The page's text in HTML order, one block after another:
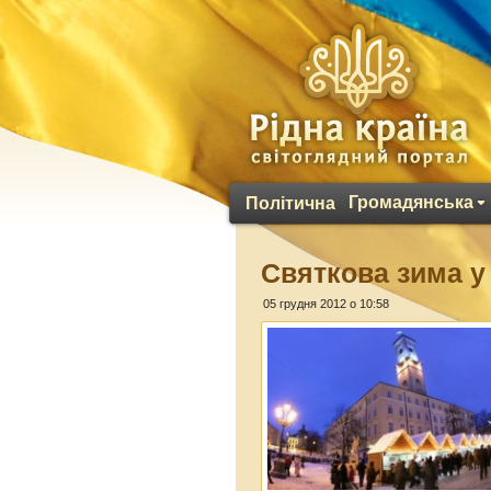
Політична Громадянська
Святкова зима
05 грудня 2012 о 10:58